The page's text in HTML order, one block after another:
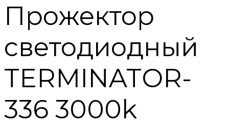
Прожектор
светодиодный
TERMINATOR-
336 3000k